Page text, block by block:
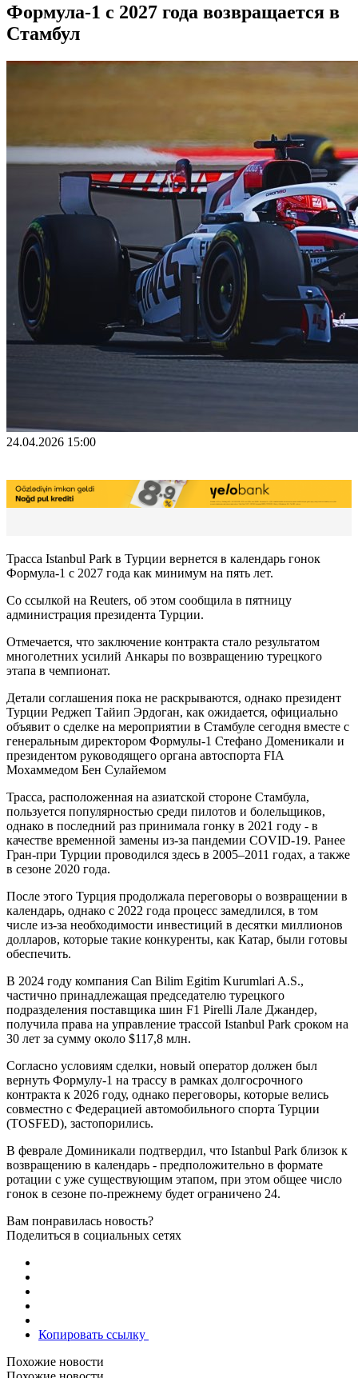
Формула-1 с 2027 года возвращается в
Стамбул
24.04.2026 15:00
Трасса Istanbul Park в Турции вернется в календарь гонок
Формула-1 с 2027 года как минимум на пять лет.
Cо ссылкой на Reuters, об этом сообщила в пятницу
администрация президента Турции.
Отмечается, что заключение контракта стало результатом
многолетних усилий Анкары по возвращению турецкого
этапа в чемпионат.
Детали соглашения пока не раскрываются, однако президент
Турции Реджеп Тайип Эрдоган, как ожидается, официально
объявит о сделке на мероприятии в Стамбуле сегодня вместе с
генеральным директором Формулы-1 Стефано Доменикали и
президентом руководящего органа автоспорта FIA
Мохаммедом Бен Сулайемом
Трасса, расположенная на азиатской стороне Стамбула,
пользуется популярностью среди пилотов и болельщиков,
однако в последний раз принимала гонку в 2021 году - в
качестве временной замены из-за пандемии COVID-19. Ранее
Гран-при Турции проводился здесь в 2005–2011 годах, а также
в сезоне 2020 года.
После этого Турция продолжала переговоры о возвращении в
календарь, однако с 2022 года процесс замедлился, в том
числе из-за необходимости инвестиций в десятки миллионов
долларов, которые такие конкуренты, как Катар, были готовы
обеспечить.
В 2024 году компания Can Bilim Egitim Kurumlari A.S.,
частично принадлежащая председателю турецкого
подразделения поставщика шин F1 Pirelli Лале Джандер,
получила права на управление трассой Istanbul Park сроком на
30 лет за сумму около $117,8 млн.
Согласно условиям сделки, новый оператор должен был
вернуть Формулу-1 на трассу в рамках долгосрочного
контракта к 2026 году, однако переговоры, которые велись
совместно с Федерацией автомобильного спорта Турции
(TOSFED), застопорились.
В феврале Доминикали подтвердил, что Istanbul Park близок к
возвращению в календарь - предположительно в формате
ротации с уже существующим этапом, при этом общее число
гонок в сезоне по-прежнему будет ограничено 24.
Вам понравилась новость?
Поделиться в социальных сетях
Копировать ссылку
Похожие новости